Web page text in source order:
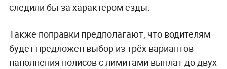
следили бы за характером езды.
Также поправки предполагают, что водителям
будет предложен выбор из трёх вариантов
наполнения полисов с лимитами выплат до двух